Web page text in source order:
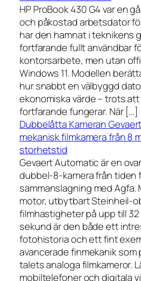
HP ProBook 430 G4 var en
och påkostad arbetsdator
har den hamnat i teknikens
fortfarande fullt användbar
kontorsarbete, men utan
Windows 11. Modellen
hur snabbt en välbyggd
ekonomiska värde – trots
fortfarande fungerar. När […]
Dubbelåtta Kameran
mekanisk filmkamera från 8
storhetstid
Gevaert Automatic är en
dubbel-8-kamera från tiden
sammanslagning med Agfa.
motor, utbytbart Steinheil-
filmhastigheter på upp till
sekund är den både ett
fotohistoria och ett fint
avancerade finmekanik som
talets analoga filmkameror.
mobiltelefoner och digitala